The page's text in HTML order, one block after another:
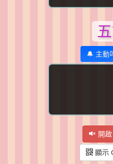
🔔 主動
開
顯示